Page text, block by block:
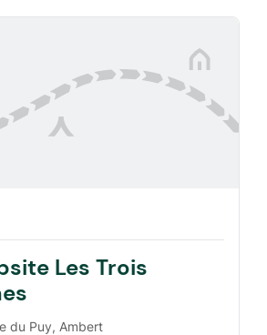
Les Trois
du Puy, Ambert